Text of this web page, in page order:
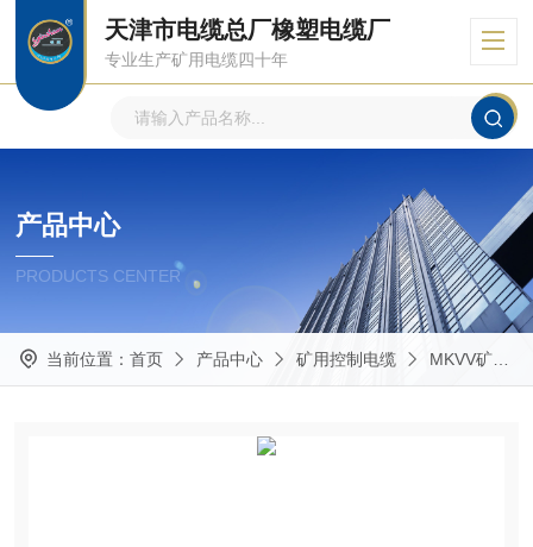
天津市电缆总厂橡塑电缆厂
专业生产矿用电缆四十年
产品中心
PRODUCTS CENTER
当前位置： 首页 产品中心 矿用控制电缆 MKVV矿用控制电缆